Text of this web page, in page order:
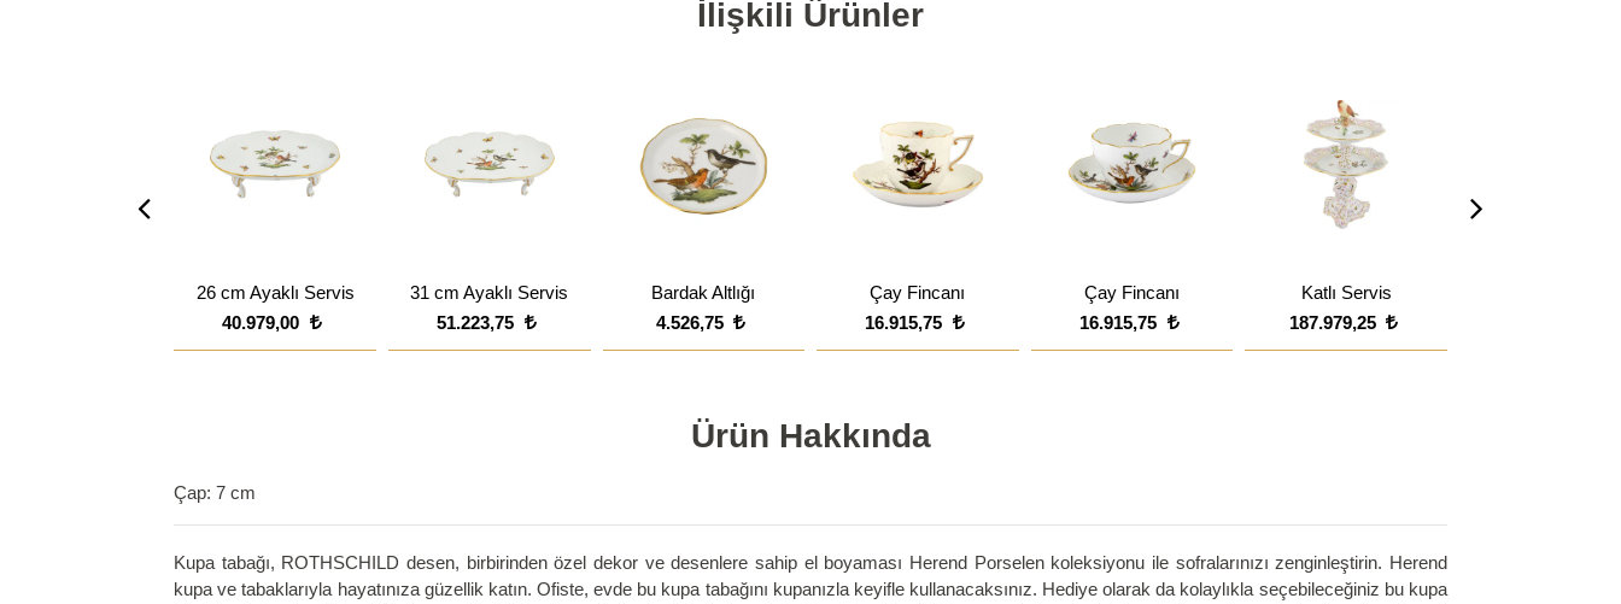
İlişkili Ürünler
26 cm Ayaklı Servis
40.979,00
31 cm Ayaklı Servis
51.223,75
Bardak Altlığı
4.526,75
Çay Fincanı
16.915,75
Çay Fincanı
16.915,75
Katlı Servis
187.979,25
Ürün Hakkında
Çap: 7 cm
Kupa tabağı, ROTHSCHILD desen, birbirinden özel dekor ve desenlere sahip el boyaması Herend Porselen koleksiyonu ile sofralarınızı zenginleştirin. Herend
kupa ve tabaklarıyla hayatınıza güzellik katın. Ofiste, evde bu kupa tabağını kupanızla keyifle kullanacaksınız. Hediye olarak da kolaylıkla seçebileceğiniz bu kupa